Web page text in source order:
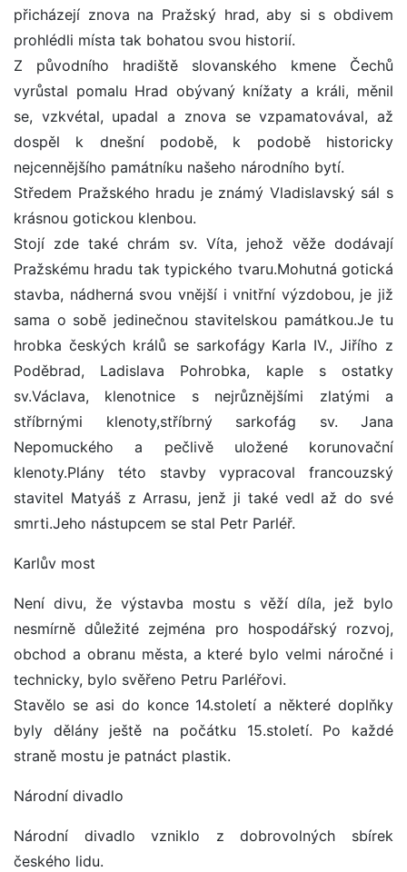
přicházejí znova na Pražský hrad, aby si s obdivem
prohlédli místa tak bohatou svou historií.
Z původního hradiště slovanského kmene Čechů
vyrůstal pomalu Hrad obývaný knížaty a králi, měnil
se, vzkvétal, upadal a znova se vzpamatovával, až
dospěl k dnešní podobě, k podobě historicky
nejcennějšího památníku našeho národního bytí.
Středem Pražského hradu je známý Vladislavský sál s
krásnou gotickou klenbou.
Stojí zde také chrám sv. Víta, jehož věže dodávají
Pražskému hradu tak typického tvaru.Mohutná gotická
stavba, nádherná svou vnější i vnitřní výzdobou, je již
sama o sobě jedinečnou stavitelskou památkou.Je tu
hrobka českých králů se sarkofágy Karla IV., Jiřího z
Poděbrad, Ladislava Pohrobka, kaple s ostatky
sv.Václava, klenotnice s nejrůznějšími zlatými a
stříbrnými klenoty,stříbrný sarkofág sv. Jana
Nepomuckého a pečlivě uložené korunovační
klenoty.Plány této stavby vypracoval francouzský
stavitel Matyáš z Arrasu, jenž ji také vedl až do své
smrti.Jeho nástupcem se stal Petr Parléř.
Karlův most
Není divu, že výstavba mostu s věží díla, jež bylo
nesmírně důležité zejména pro hospodářský rozvoj,
obchod a obranu města, a které bylo velmi náročné i
technicky, bylo svěřeno Petru Parléřovi.
Stavělo se asi do konce 14.století a některé doplňky
byly dělány ještě na počátku 15.století. Po každé
straně mostu je patnáct plastik.
Národní divadlo
Národní divadlo vzniklo z dobrovolných sbírek
českého lidu.